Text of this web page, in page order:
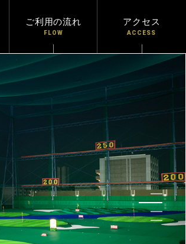
ご利用の流れ
FLOW
アクセス
ACCESS